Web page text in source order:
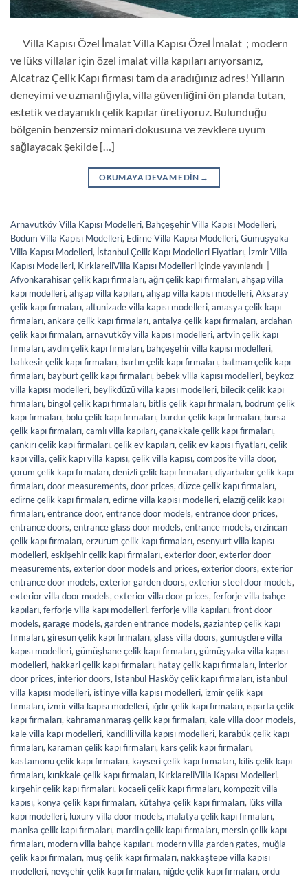
Villa Kapısı Özel İmalat Villa Kapısı Özel İmalat ; modern
ve lüks villalar için özel imalat villa kapıları arıyorsanız,
Alcatraz Çelik Kapı firması tam da aradığınız adres! Yılların
deneyimi ve uzmanlığıyla, villa güvenliğini ön planda tutan,
estetik ve dayanıklı çelik kapılar üretiyoruz. Bulunduğu
bölgenin benzersiz mimari dokusuna ve zevklere uyum
sağlayacak şekilde […]
OKUMAYA DEVAM EDIN →
Arnavutköy Villa Kapısı Modelleri, Bahçeşehir Villa Kapısı Modelleri,
Bodum Villa Kapısı Modelleri, Edirne Villa Kapısı Modelleri,Gümüşyaka
Villa Kapısı Modelleri, İstanbul Çelik Kapı Modelleri Fiyatları, İzmir Villa
Kapısı Modelleri, KırklareliVilla Kapısı Modelleri içinde yayınlandı
Afyonkarahisar çelik kapı firmaları,ağrı çelik kapı firmaları,ahşap villa
kapı modelleri,ahşap villa kapıları,ahşap villa kapısı modelleri,Aksaray
çelik kapı firmaları,altunizade villa kapısı modelleri,amasya çelik kapı
firmaları,ankara çelik kapı firmaları,antalya çelik kapı firmaları,ardahan
çelik kapı firmaları,arnavutköy villa kapısı modelleri,artvin çelik kapı
firmaları,aydın çelik kapı firmaları, bahçeşehir villa kapısı modelleri,
balıkesir çelik kapı firmaları, bartın çelik kapı firmaları, batman çelik kapı
firmaları, bayburt çelik kapı firmaları, bebek villa kapısı modelleri, beykoz
villa kapısı modelleri, beylikdüzü villa kapısı modelleri, bilecik çelik kapı
firmaları, bingöl çelik kapı firmaları, bitlis çelik kapı firmaları, bodrum çelik
kapı firmaları, bolu çelik kapı firmaları, burdur çelik kapı firmaları, bursa
çelik kapı firmaları,camlı villa kapıları,çanakkale çelik kapı firmaları,
çankırı çelik kapı firmaları,çelik ev kapıları,çelik ev kapısı fiyatları,çelik
kapı villa,çelik kapı villa kapısı,çelik villa kapısı,composite villa door,
çorum çelik kapı firmaları,denizli çelik kapı firmaları,diyarbakır çelik kapı
firmaları,door measurements,door prices,düzce çelik kapı firmaları,
edirne çelik kapı firmaları,edirne villa kapısı modelleri,elazığ çelik kapı
firmaları,entrance door,entrance door models,entrance door prices,
entrance doors,entrance glass door models,entrance models,erzincan
çelik kapı firmaları,erzurum çelik kapı firmaları,esenyurt villa kapısı
modelleri,eskişehir çelik kapı firmaları,exterior door,exterior door
measurements,exterior door models and prices,exterior doors,exterior
entrance door models,exterior garden doors,exterior steel door models,
exterior villa door models,exterior villa door prices,ferforje villa bahçe
kapıları,ferforje villa kapı modelleri,ferforje villa kapıları,front door
models,garage models,garden entrance models,gaziantep çelik kapı
firmaları,giresun çelik kapı firmaları,glass villa doors,gümüşdere villa
kapısı modelleri,gümüşhane çelik kapı firmaları,gümüşyaka villa kapısı
modelleri, hakkari çelik kapı firmaları, hatay çelik kapı firmaları, interior
door prices, interior doors, İstanbul Hasköy çelik kapı firmaları, istanbul
villa kapısı modelleri, istinye villa kapısı modelleri, izmir çelik kapı
firmaları, izmir villa kapısı modelleri, ığdır çelik kapı firmaları, ısparta çelik
kapı firmaları, kahramanmaraş çelik kapı firmaları, kale villa door models,
kale villa kapı modelleri, kandilli villa kapısı modelleri, karabük çelik kapı
firmaları, karaman çelik kapı firmaları, kars çelik kapı firmaları,
kastamonu çelik kapı firmaları, kayseri çelik kapı firmaları, kilis çelik kapı
firmaları, kırıkkale çelik kapı firmaları, KırklareliVilla Kapısı Modelleri,
kırşehir çelik kapı firmaları, kocaeli çelik kapı firmaları, kompozit villa
kapısı, konya çelik kapı firmaları, kütahya çelik kapı firmaları, lüks villa
kapı modelleri, luxury villa door models, malatya çelik kapı firmaları,
manisa çelik kapı firmaları, mardin çelik kapı firmaları, mersin çelik kapı
firmaları, modern villa bahçe kapıları, modern villa garden gates, muğla
çelik kapı firmaları, muş çelik kapı firmaları, nakkaştepe villa kapısı
modelleri, nevşehir çelik kapı firmaları, niğde çelik kapı firmaları,ordu